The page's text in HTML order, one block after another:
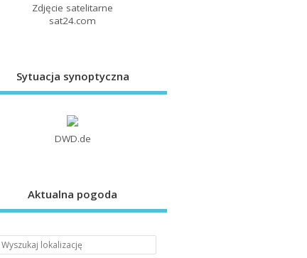
Zdjęcie satelitarne
sat24.com
Sytuacja synoptyczna
DWD.de
Aktualna pogoda